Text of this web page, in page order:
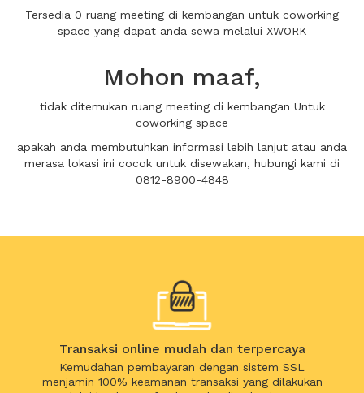
Tersedia 0 ruang meeting di kembangan untuk coworking
space yang dapat anda sewa melalui XWORK
Mohon maaf,
tidak ditemukan ruang meeting di kembangan Untuk
coworking space
apakah anda membutuhkan informasi lebih lanjut atau anda
merasa lokasi ini cocok untuk disewakan, hubungi kami di
0812-8900-4848
Transaksi online mudah dan terpercaya
Kemudahan pembayaran dengan sistem SSL
menjamin 100% keamanan transaksi yang dilakukan